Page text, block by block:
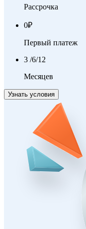
Рассрочка
0₽
Первый платеж
3 /6/12
Месяцев
Узнать условия